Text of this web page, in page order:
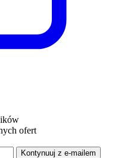
ofert
Kontynuuj z e-mailem